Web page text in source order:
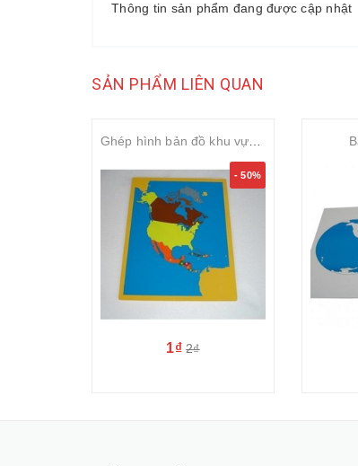
Thông tin sản phẩm đang được cập nhật
SẢN PHẨM LIÊN QUAN
Ghép hình bản đồ khu vực Bắc Mỹ không có khung
- 50%
1₫ 2₫